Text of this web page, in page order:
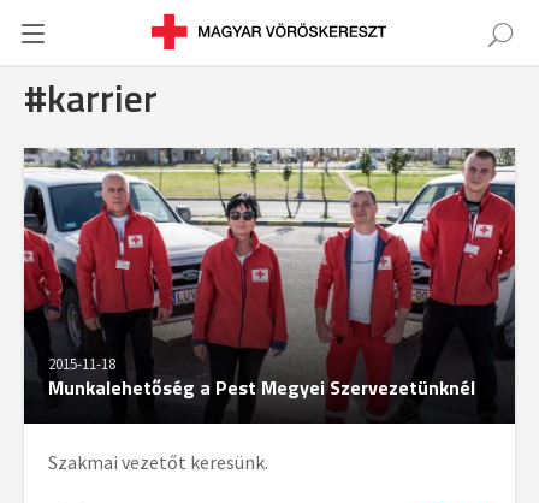
#karrier
2015-11-18
Munkalehetőség a Pest Megyei Szervezetünknél
Szakmai vezetőt keresünk.